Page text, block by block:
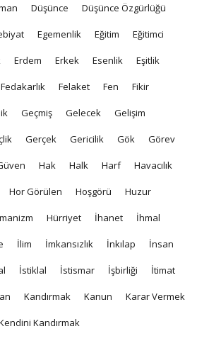
Düşünce Düşünce Özgürlüğü
Egemenlik Eğitim Eğitimci
Erdem Erkek Esenlik Eşitlik
Fedakarlık Felaket Fen Fikir
Geçmiş Gelecek Gelişim
Gerçek Gericilik Gök Görev
Hak Halk Harf Havacılık
Hor Görülen Hoşgörü Huzur
Hürriyet İhanet İhmal
İlim İmkansızlık İnkılap İnsan
İstiklal İstismar İşbirliği İtimat
Kandırmak Kanun Karar Vermek
Kandırmak